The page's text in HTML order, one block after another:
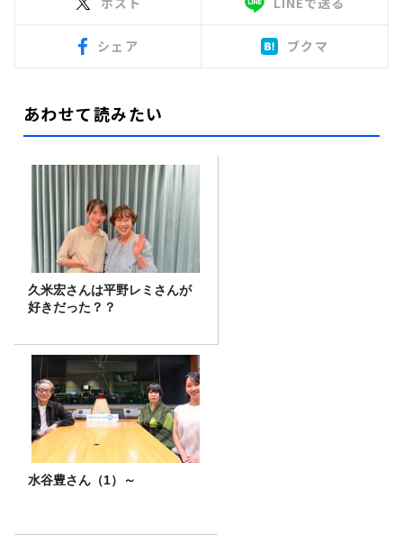
シェア ブクマ
あわせて読みたい
久米宏さんは平野レミさんが
好きだった？？
水谷豊さん（1）～